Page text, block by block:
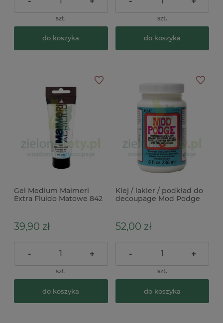
szt.
do koszyka
szt.
do koszyka
Gel Medium Maimeri
Extra Fluido Matowe 842
39,90 zł
- +
szt.
do koszyka
Klej / lakier / podkład do
decoupage Mod Podge
52,00 zł
- +
szt.
do koszyka